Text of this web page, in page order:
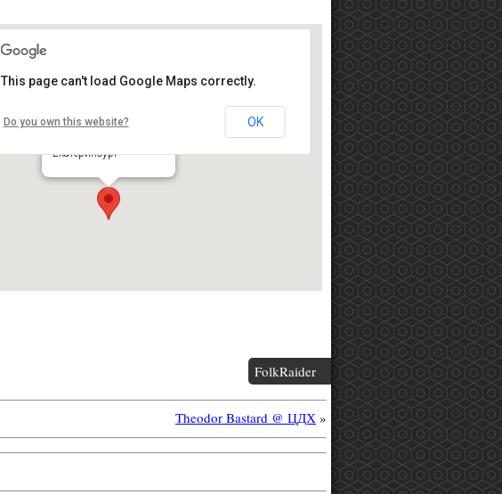
Центр культуры «Урал»
Екатеринбург
This page can't load Google Maps correctly.
Do you own this website? OK
FolkRaider
Theodor Bastard @ ЦДХ »